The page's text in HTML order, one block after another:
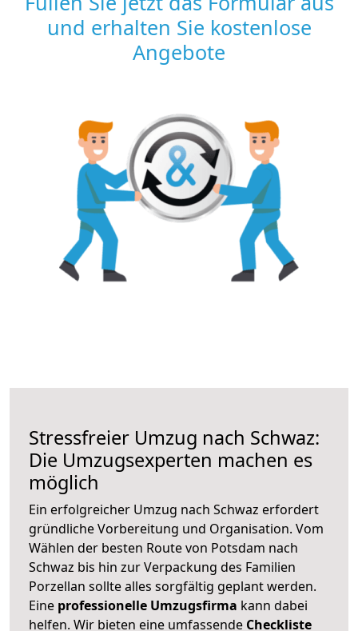
und erhalten Sie kostenlose
Angebote
Stressfreier Umzug nach Schwaz:
Die Umzugsexperten machen es
möglich
Ein erfolgreicher Umzug nach Schwaz erfordert
gründliche Vorbereitung und Organisation. Vom
Wählen der besten Route von Potsdam nach
Schwaz bis hin zur Verpackung des Familien
Porzellan sollte alles sorgfältig geplant werden.
Eine professionelle Umzugsfirma kann dabei
helfen. Wir bieten eine umfassende Checkliste